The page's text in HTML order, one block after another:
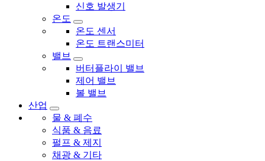
신호 발생기
온도
온도 센서
온도 트랜스미터
밸브
버터플라이 밸브
제어 밸브
볼 밸브
산업
물 & 폐수
식품 & 음료
펄프 & 제지
채광 & 기타